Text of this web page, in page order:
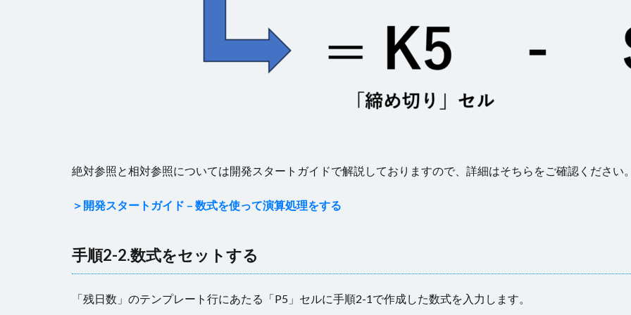
絶対参照と相対参照については開発スタートガイドで解説しておりますので、詳細はそちらをご確認ください
＞開発スタートガイド – 数式を使って演算処理をする
手順2-2.数式をセットする
「残日数」のテンプレート行にあたる「P5」セルに手順2-1で作成した数式を入力します。